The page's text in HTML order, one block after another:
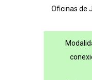
Oficinas de